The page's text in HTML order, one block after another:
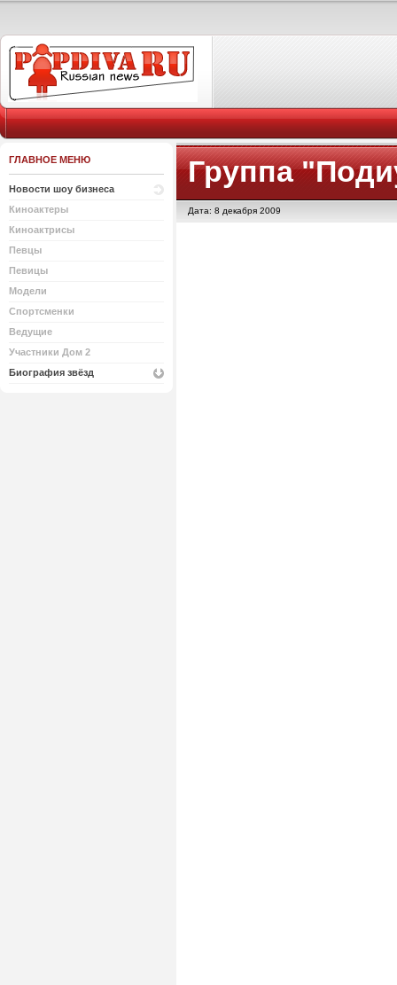
ГЛАВНОЕ МЕНЮ
Новости шоу бизнеса
Киноактеры
Киноактрисы
Певцы
Певицы
Модели
Спортсменки
Ведущие
Участники Дом 2
Биография звёзд
Группа
Дата: 8 декабря 2009